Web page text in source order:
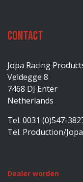
Contact
Jopa Racing
Veldegge 8
7468 DJ Enter
Netherlands
Tel. 0031 (0)547-
Tel. Production/
Dealer worden